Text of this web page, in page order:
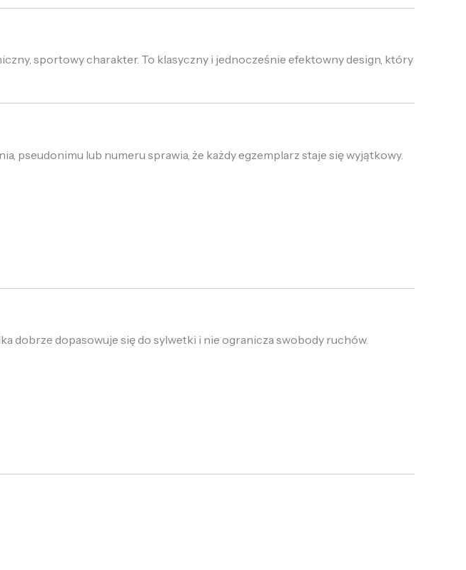
sportowy charakter. To klasyczny i jednocześnie efektowny design, który
pseudonimu lub numeru sprawia, że każdy egzemplarz staje się wyjątkowy.
dobrze dopasowuje się do sylwetki i nie ogranicza swobody ruchów.